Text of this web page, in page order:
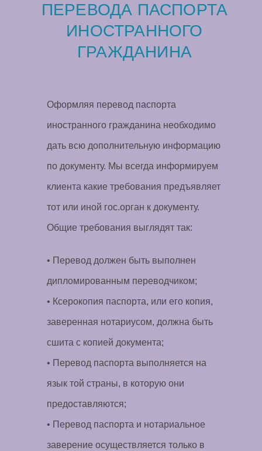
ПЕРЕВОДА ПАСПОРТА
ИНОСТРАННОГО
ГРАЖДАНИНА
Оформляя перевод паспорта
иностранного гражданина необходимо
дать всю дополнительную информацию
по документу. Мы всегда информируем
клиента какие требования предъявляет
тот или иной гос.орган к документу.
Общие требования выглядят так:
• Перевод должен быть выполнен
дипломированным переводчиком;
• Ксерокопия паспорта, или его копия,
заверенная нотариусом, должна быть
сшита с копией документа;
• Перевод паспорта выполняется на
язык той страны, в которую они
предоставляются;
• Перевод паспорта и нотариальное
заверение осуществляется только в